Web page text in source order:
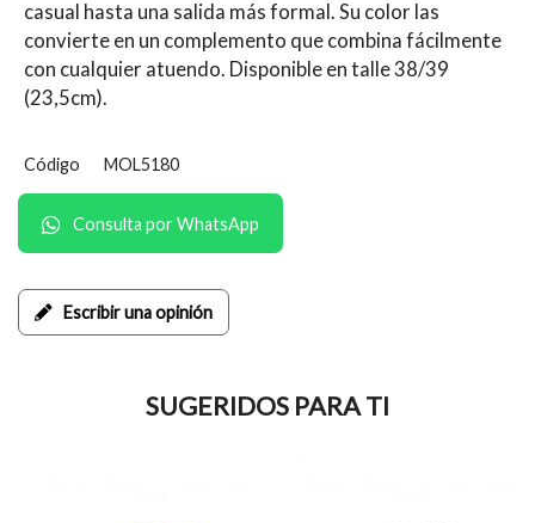
casual hasta una salida más formal. Su color las
convierte en un complemento que combina fácilmente
con cualquier atuendo. Disponible en talle 38/39
(23,5cm).
Código MOL5180
Consulta por WhatsApp
Escribir una opinión
SUGERIDOS PARA TI